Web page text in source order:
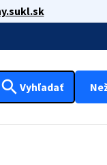
search Vyhľadať